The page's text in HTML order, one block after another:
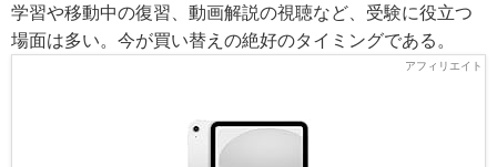
学習や移動中の復習、動画解説の視聴など、受験に役立つ
場面は多い。今が買い替えの絶好のタイミングである。